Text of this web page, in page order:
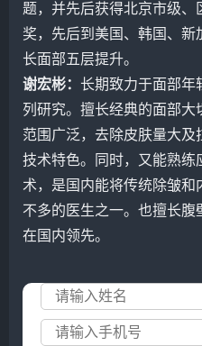
题，并先后获得北京市级、
奖，先后到美国、韩国、
长面部五层提升。
谢宏彬： 长期致力于面部年
列研究。擅长经典的面部
范围广泛，去除皮肤量大
技术特色。同时，又能熟练
术，是国内能将传统除皱
不多的医生之一。也擅长
在国内领先。